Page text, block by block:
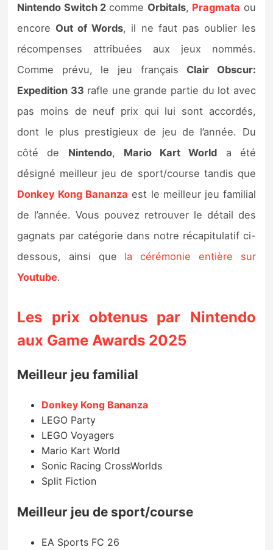
Précommandes
Précommandes jeux Switch 2
Bons plans
Guides
Nintendo Switch 2 comme Orbitals, Pragmata ou
encore Out of Words, il ne faut pas oublier les
récompenses attribuées aux jeux nommés.
Comme prévu, le jeu français Clair Obscur:
Expedition 33 rafle une grande partie du lot avec
pas moins de neuf prix qui lui sont accordés,
dont le plus prestigieux de jeu de l’année. Du
côté de Nintendo, Mario Kart World a été
désigné meilleur jeu de sport/course tandis que
Donkey Kong Bananza est le meilleur jeu familial
de l’année. Vous pouvez retrouver le détail des
gagnats par catégorie dans notre récapitulatif ci-
dessous, ainsi que la cérémonie entière sur
Youtube.
Les prix obtenus par Nintendo
aux Game Awards 2025
Meilleur jeu familial
Donkey Kong Bananza
LEGO Party
LEGO Voyagers
Mario Kart World
Sonic Racing CrossWorlds
Split Fiction
Meilleur jeu de sport/course
EA Sports FC 26